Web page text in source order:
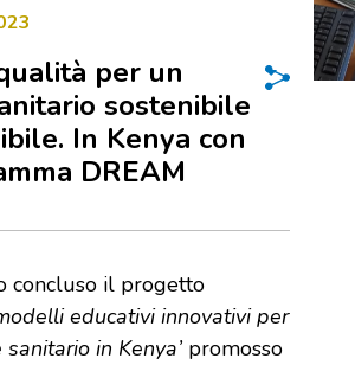
per un
sostenibile
In Kenya con
DREAM
concluso il progetto
educativi innovativi per
in Kenya’ promosso